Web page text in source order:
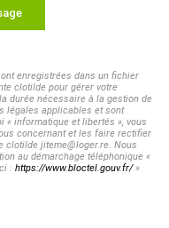
enregistrées dans un fichier
clotilde pour gérer votre
durée nécessaire à la gestion de
légales applicables et sont
informatique et libertés », vous
concernant et les faire rectifier
clotilde jiteme@loger.re. Nous
au démarchage téléphonique «
: https://www.bloctel.gouv.fr/»